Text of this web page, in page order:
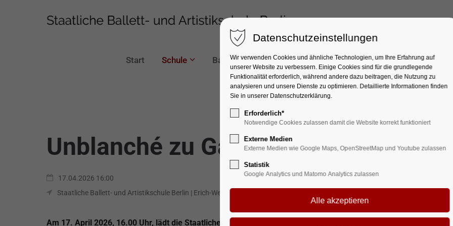
Start Schule Ballett Artistik Allgemeinbildung Beratung &
Unblanché zu Gast im Jubiläumsjahr
17.04.2026 16:00
Staatliche Ballett- und Artistikschule Berlin | Erich-Weinert-Straße 103, 10409 Berlin, Germany
Am 17. April 2026, 16.00 Uhr, lädt die Staatliche Ballett- und Artistikschule Berlin herzlich zu einer besonderen
Datenschutzeinstellungen
Wir verwenden Cookies und ähnliche Technologien, um Ihre Erfahrung auf
unserer Website zu verbessern. Einige Cookies sind für die grundlegende
Funktionalität erforderlich, während andere dazu beitragen, die Nutzung zu
analysieren und unsere Dienste zu optimieren. Detaillierte Informationen finden
Sie in unserer Datenschutzerklärung.
Erforderlich*
Notwendige Cookies zulassen damit die Website korrekt funktioniert
Externe Medien
Externe Medien wie Google Maps, OpenStreetMap und Youtube zulassen
Statistik
Google Analytics und Matomo Analytics zulassen